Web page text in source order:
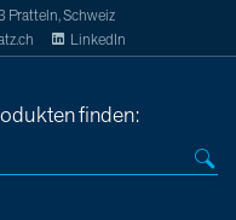
Pratteln, Schweiz
LinkedIn
finden: